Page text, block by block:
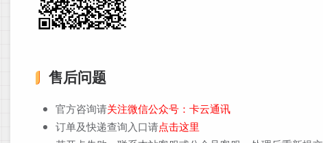
售后问题
官方咨询请关注微信公众号：卡云通讯
订单及快递查询入口请点击这里